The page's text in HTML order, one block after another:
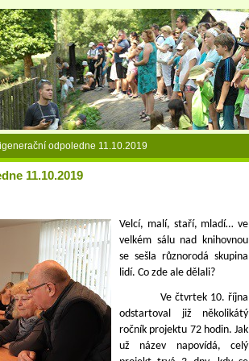
odpoledne 11.10.2019
11.10.2019
Velcí, malí, staří, mladí… ve
velkém sálu nad knihovnou
se sešla různorodá skupina
lidí. Co zde ale dělali?
Ve čtvrtek 10. října
odstartoval již několikátý
ročník projektu 72 hodin. Jak
už název napovídá, celý